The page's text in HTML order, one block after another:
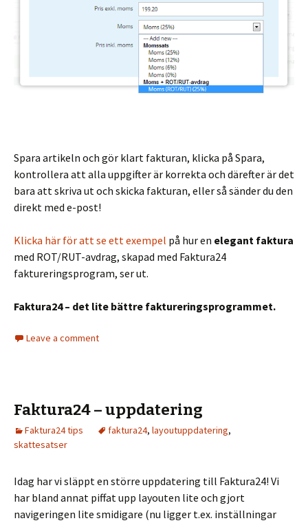
Spara artikeln och gör klart fakturan, klicka på Spara,
kontrollera att alla uppgifter är korrekta och därefter är det
bara att skriva ut och skicka fakturan, eller så sänder du den
direkt med e-post!
Klicka här för att se ett exempel på hur en elegant faktura
med ROT/RUT-avdrag, skapad med Faktura24
faktureringsprogram, ser ut.
Faktura24 – det lite bättre faktureringsprogrammet.
Leave a comment
Faktura24 – uppdatering
Faktura24 tips faktura24, layoutuppdatering,
skattesatser
Idag har vi släppt en större uppdatering till Faktura24! Vi
har bland annat piffat upp layouten lite och gjort
navigeringen lite smidigare (nu ligger t.ex. inställningar